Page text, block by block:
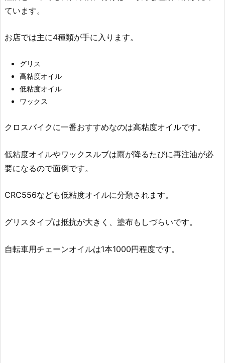
ています。
お店では主に4種類が手に入ります。
グリス
高粘度オイル
低粘度オイル
ワックス
クロスバイクに一番おすすめなのは高粘度オイルです。
低粘度オイルやワックスルブは雨が降るたびに再注油が必
要になるので面倒です。
CRC556なども低粘度オイルに分類されます。
グリスタイプは抵抗が大きく、塗布もしづらいです。
自転車用チェーンオイルは1本1000円程度です。